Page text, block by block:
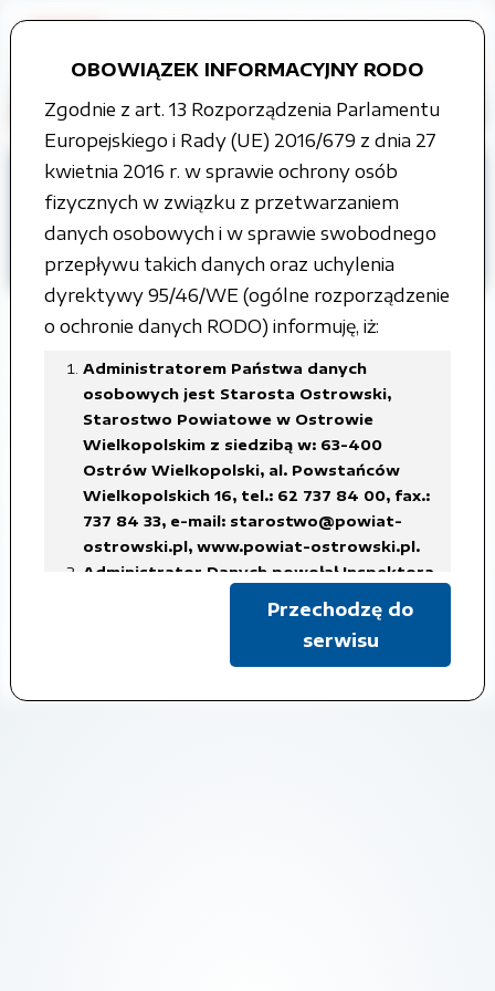
OBOWIĄZEK INFORMACYJNY RODO
Zgodnie z art. 13 Rozporządzenia Parlamentu
Europejskiego i Rady (UE) 2016/679 z dnia 27
kwietnia 2016 r. w sprawie ochrony osób
fizycznych w związku z przetwarzaniem
danych osobowych i w sprawie swobodnego
przepływu takich danych oraz uchylenia
dyrektywy 95/46/WE (ogólne rozporządzenie
o ochronie danych RODO) informuję, iż:
Administratorem Państwa danych
osobowych jest Starosta Ostrowski,
Starostwo Powiatowe w Ostrowie
Wielkopolskim z siedzibą w: 63-400
Ostrów Wielkopolski, al. Powstańców
Wielkopolskich 16, tel.: 62 737 84 00, fax.:
737 84 33, e-mail: starostwo@powiat-
ostrowski.pl, www.powiat-ostrowski.pl.
Administrator Danych powołał Inspektora
w Starostwie Powiatowym w Ostrowie
Wielkopolskim, tel.: 62 737 84 38, fax.: 737
e-mail: iod@powiat-ostrowski.pl,
Przechodzę do
serwisu
Strona główna
Organy władzy publicznej
Rada Powiatu
Głosowania
VII kadencja
XXV sesja Rady Powiatu
Ostrowskiego, 14 kwietnia 2026r.
Załączone pliki
Raport z g_osowa_ 401108(1).docx
Czas udostępnienia: 2026-04-15